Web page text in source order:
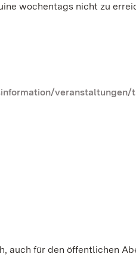
wochentags nicht zu
auch für den öffentlichen